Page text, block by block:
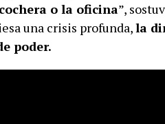
o la oficina”,
una crisis profunda,la
poder.